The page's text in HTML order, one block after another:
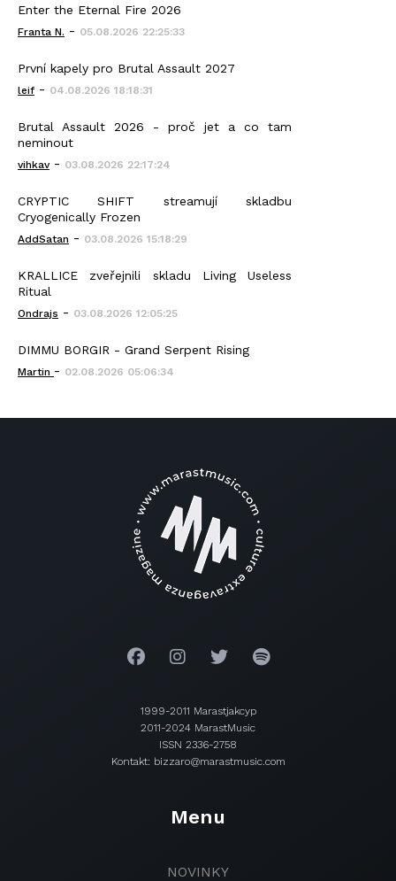
Enter the Eternal Fire 2026
Franta N. - 05.08.2026 22:25:33
První kapely pro Brutal Assault 2027
leif - 04.08.2026 18:18:31
Brutal Assault 2026 - proč jet a co tam
neminout
vihkav- 03.08.2026 22:17:24
CRYPTIC SHIFT streamují skladbu
Cryogenically Frozen
AddSatan - 03.08.2026 15:18:29
KRALLICE zveřejnili skladu Living Useless
Ritual
Ondrajs - 03.08.2026 12:05:25
DIMMU BORGIR - Grand Serpent Rising
Martin - 02.08.2026 05:06:34
1999-2011 Marastjakcyp
2011-2024 MarastMusic
ISSN 2336-2758
Kontakt: bizzaro@marastmusic.com
Menu
NOVINKY